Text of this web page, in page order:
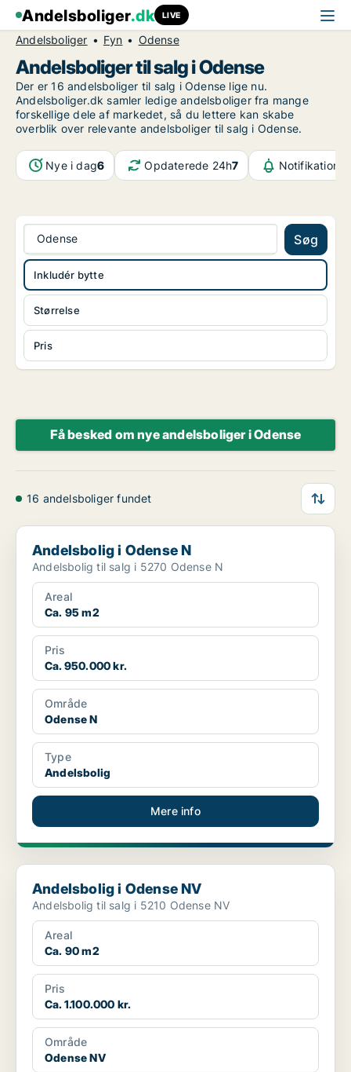
Andelsboliger.dk LIVE
Andelsboliger Fyn Odense
Andelsboliger til salg i Odense
Der er 16 andelsboliger til salg i Odense lige nu.
Andelsboliger.dk samler ledige andelsboliger fra mange
forskellige dele af markedet, så du lettere kan skabe
overblik over relevante andelsboliger til salg i Odense.
Nye i dag6 Opdaterede 24h7
Odense Søg
Størrelse
Pris
Inkludér bytte
Få besked om nye andelsboliger i Odense
16 andelsboliger fundet
Andelsbolig i Odense N
Andelsbolig i Odense N
Andelsbolig til salg i 5270 Odense N
Areal
Ca. 95 m2
Pris
Ca. 950.000 kr.
Område
Odense N
Type
Andelsbolig
Mere info
Andelsbolig i Odense NV
Andelsbolig i Odense NV
Andelsbolig til salg i 5210 Odense NV
Areal
Ca. 90 m2
Pris
Ca. 1.100.000 kr.
Område
Odense NV